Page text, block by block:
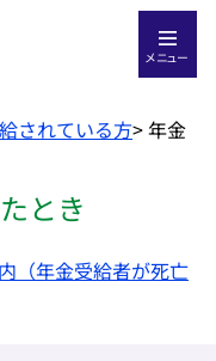
メニュー
されている方>年金
とき
（年金受給者が死亡